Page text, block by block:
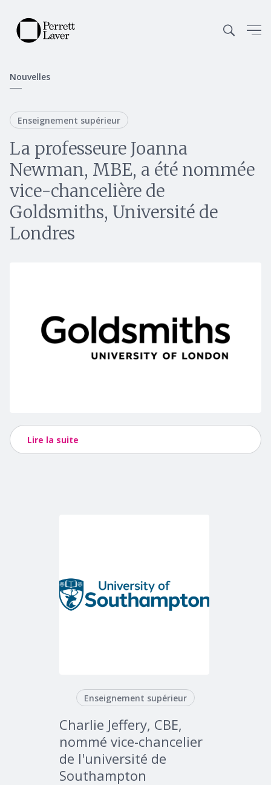
Nouvelles
Enseignement supérieur
La professeure Joanna
Newman, MBE, a été nommée
vice-chancelière de
Goldsmiths, Université de
Londres
Lire la suite
Enseignement supérieur
Charlie Jeffery, CBE,
nommé vice-chancelier
de l'université de
Southampton